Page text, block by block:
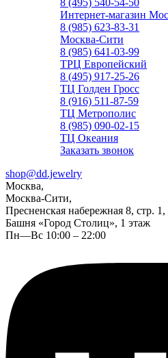
8 (495) 540-54-50
Интернет-магазин
8 (985) 623-83-31
Москва-Сити
8 (985) 641-03-99
ТРЦ Европейский
8 (495) 917-25-26
ТЦ Голден Гросс
8 (916) 511-87-59
ТЦ Метрополис
8 (985) 090-02-15
ТЦ Океания
Заказать звонок
shop@dd.jewelry
Москва,
Москва-Сити,
Пресненская набережная 8, стр. 1,
Башня «Город Столиц», 1 этаж
Пн—Вс 10:00 – 22:00